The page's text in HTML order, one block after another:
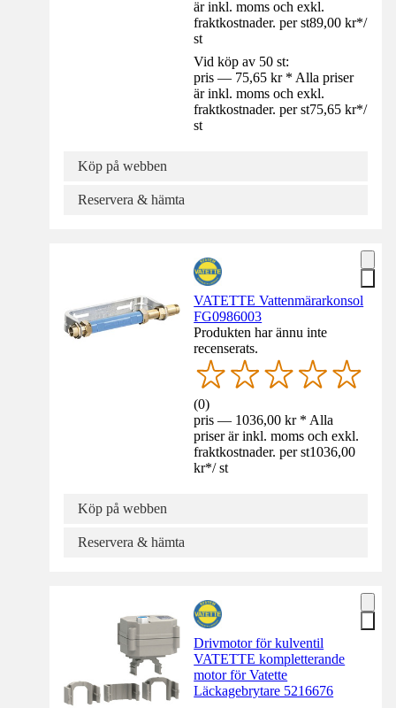
är inkl. moms och exkl.
fraktkostnader. per st89,00 kr*/
st
Vid köp av 50 st:
pris — 75,65 kr * Alla priser
är inkl. moms och exkl.
fraktkostnader. per st75,65 kr*/
st
Köp på webben
Reservera & hämta
VATETTE Vattenmärarkonsol
FG0986003
Produkten har ännu inte
recenserats.
(0)
pris — 1036,00 kr * Alla
priser är inkl. moms och exkl.
fraktkostnader. per st1036,00
kr*/ st
Köp på webben
Reservera & hämta
Drivmotor för kulventil
VATETTE kompletterande
motor för Vatette
Läckagebrytare 5216676